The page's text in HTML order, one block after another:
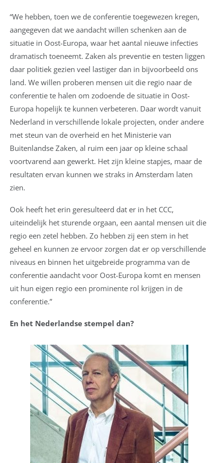
“We hebben, toen we de conferentie toegewezen kregen,
aangegeven dat we aandacht willen schenken aan de
situatie in Oost-Europa, waar het aantal nieuwe infecties
dramatisch toeneemt. Zaken als preventie en testen liggen
daar politiek gezien veel lastiger dan in bijvoorbeeld ons
land. We willen proberen mensen uit die regio naar de
conferentie te halen om zodoende de situatie in Oost-
Europa hopelijk te kunnen verbeteren. Daar wordt vanuit
Nederland in verschillende lokale projecten, onder andere
met steun van de overheid en het Ministerie van
Buitenlandse Zaken, al ruim een jaar op kleine schaal
voortvarend aan gewerkt. Het zijn kleine stapjes, maar de
resultaten ervan kunnen we straks in Amsterdam laten
zien.
Ook heeft het erin geresulteerd dat er in het CCC,
uiteindelijk het sturende orgaan, een aantal mensen uit die
regio een zetel hebben. Zo hebben zij een stem in het
geheel en kunnen ze ervoor zorgen dat er op verschillende
niveaus en binnen het uitgebreide programma van de
conferentie aandacht voor Oost-Europa komt en mensen
uit hun eigen regio een prominente rol krijgen in de
conferentie.”
En het Nederlandse stempel dan?